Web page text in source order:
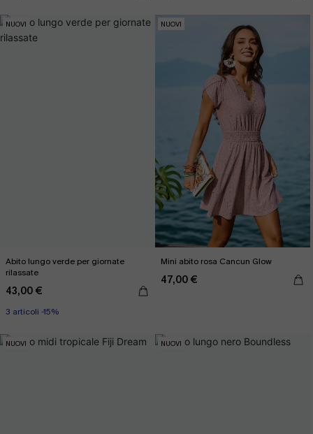
NUOVI
Abito lungo verde per giornate
rilassate
43,00 €
3 articoli -15%
NUOVI
Mini abito rosa Cancun Glow
47,00 €
NUOVI NUOVI